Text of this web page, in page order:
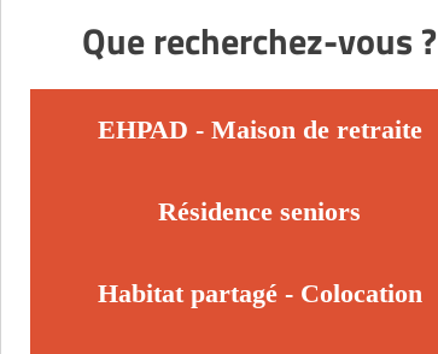
Que recherchez-vous ?
EHPAD - Maison de retraite
Résidence seniors
Habitat partagé - Colocation